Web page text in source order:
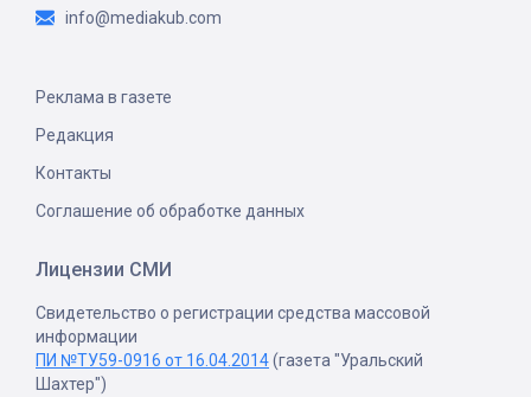
info@mediakub.com
Реклама в газете
Редакция
Контакты
Соглашение об обработке данных
Лицензии СМИ
Свидетельство о регистрации средства массовой
информации
ПИ №ТУ59-0916 от 16.04.2014(газета "Уральский
Шахтер")